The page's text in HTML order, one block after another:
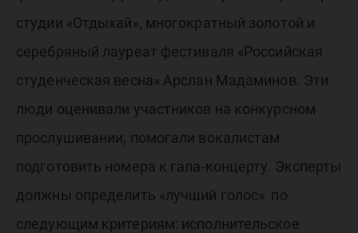
студии «Отдыхай», многократный золотой и
серебряный лауреат фестиваля «Российская
студенческая весна» Арслан Мадаминов. Эти
люди оценивали участников на конкурсном
прослушивании, помогали вокалистам
подготовить номера к гала-концерту. Эксперты
должны определить «лучший голос» по
следующим критериям: исполнительское